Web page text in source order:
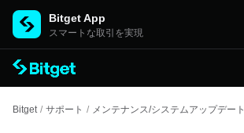
Bitget App
スマートな取引を実現
Bitget / サポート / メンテナンス/システムアップデート